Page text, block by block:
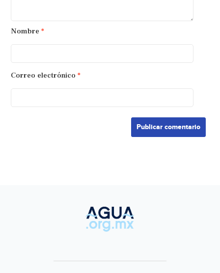
Nombre *
Correo electrónico *